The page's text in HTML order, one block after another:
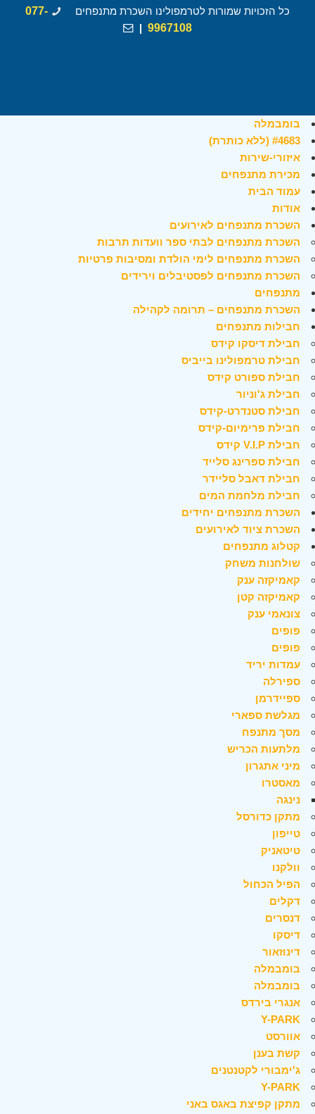
כל הזכויות שמורות לטרמפולינו השכרת מתנפחים
077-
9967108
|
בומבמלה
#4683 (ללא כותרת)
איזורי-שירות
מכירת מתנפחים
עמוד הבית
אודות
השכרת מתנפחים לאירועים
השכרת מתנפחים לבתי ספר וועדות תרבות
השכרת מתנפחים לימי הולדת ומסיבות פרטיות
השכרת מתנפחים לפסטיבלים וירידים
מתנפחים
השכרת מתנפחים – תרומה לקהילה
חבילות מתנפחים
חבילת דיסקו קידס
חבילת טרמפולינו בייביס
חבילת ספורט קידס
חבילת ג'וניור
חבילת סטנדרט-קידס
חבילת פרימיום-קידס
חבילת V.I.P קידס
חבילת ספרינג סלייד
חבילת דאבל סליידר
חבילת מלחמת המים
השכרת מתנפחים יחידים
השכרת ציוד לאירועים
קטלוג מתנפחים
שולחנות משחק
קאמיקזה ענק
קאמיקזה קטן
צונאמי ענק
פופים
פופים
עמדות יריד
ספירלה
ספיידרמן
מגלשת ספארי
מסך מתנפח
מלתעות הכריש
מיני אתגרון
מאסטרו
נינגה
מתקן כדורסל
טייפון
טיטאניק
וולקנו
הפיל הכחול
דקלים
דנסרים
דיסקו
דינוזאור
בומבמלה
בומבמלה
אנגרי בירדס
Y-PARK
אוורסט
קשת בענן
ג'ימבורי לקטנטנים
Y-PARK
מתקן קפיצת באגס באני